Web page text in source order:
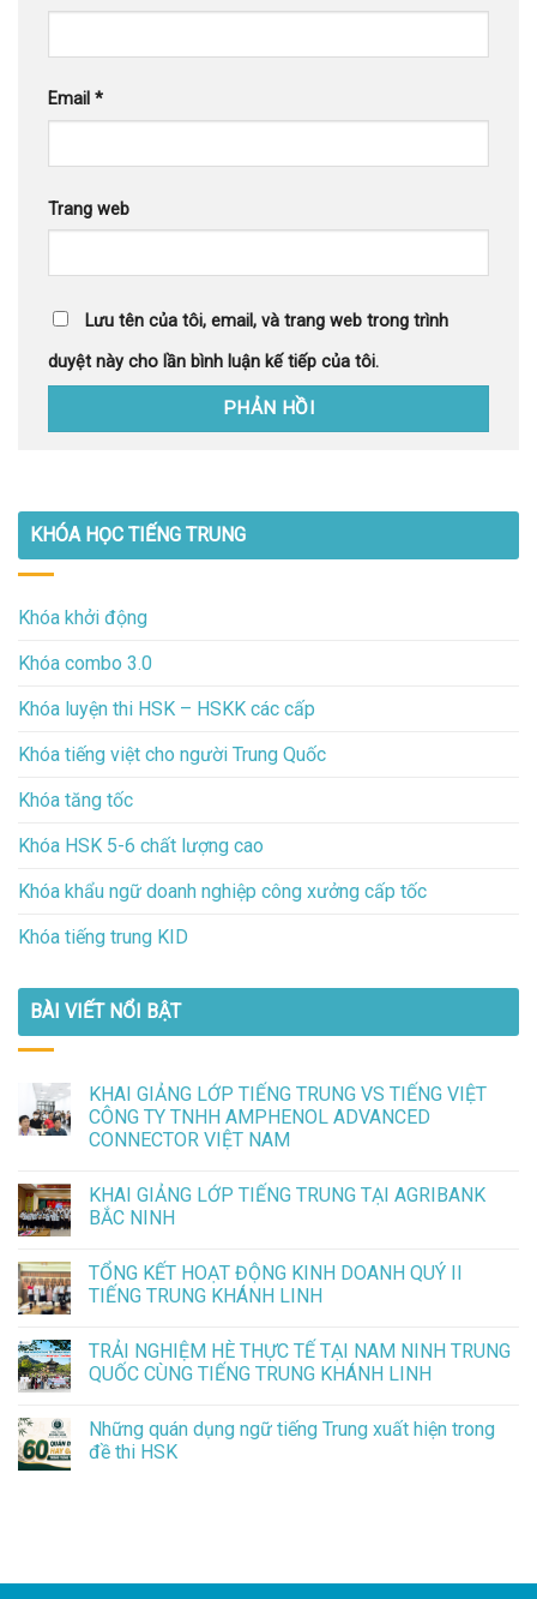
Email *
Trang web
Lưu tên của tôi, email, và trang web trong trình
duyệt này cho lần bình luận kế tiếp của tôi.
KHÓA HỌC TIẾNG TRUNG
Khóa khởi động
Khóa combo 3.0
Khóa luyện thi HSK – HSKK các cấp
Khóa tiếng việt cho người Trung Quốc
Khóa tăng tốc
Khóa HSK 5-6 chất lượng cao
Khóa khẩu ngữ doanh nghiệp công xưởng cấp tốc
Khóa tiếng trung KID
BÀI VIẾT NỔI BẬT
KHAI GIẢNG LỚP TIẾNG TRUNG VS TIẾNG VIỆT
CÔNG TY TNHH AMPHENOL ADVANCED
CONNECTOR VIỆT NAM
KHAI GIẢNG LỚP TIẾNG TRUNG TẠI AGRIBANK
BẮC NINH
TỔNG KẾT HOẠT ĐỘNG KINH DOANH QUÝ II
TIẾNG TRUNG KHÁNH LINH
TRẢI NGHIỆM HÈ THỰC TẾ TẠI NAM NINH TRUNG
QUỐC CÙNG TIẾNG TRUNG KHÁNH LINH
Những quán dụng ngữ tiếng Trung xuất hiện trong
đề thi HSK